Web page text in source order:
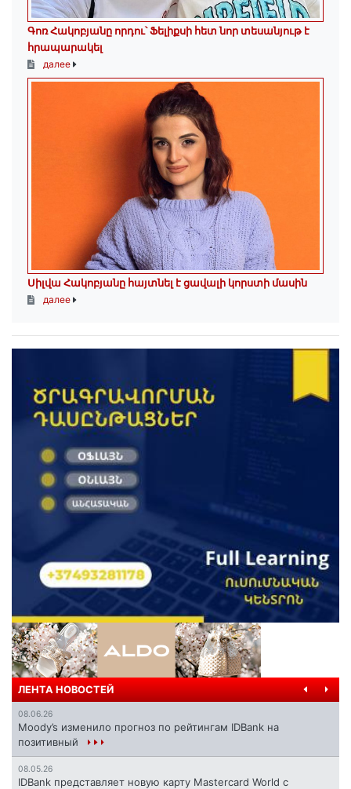
Գոռ Հակոբյանը որդու՝ Ֆելիքսի հետ նոր տեսանյութ է
հրապարակել
далее
Սիլվա Հակոբյանը հայտնել է ցավալի կորստի մասին
далее
ЛЕНТА НОВОСТЕЙ
08.06.26
Moody’s изменило прогноз по рейтингам IDBank на
позитивный
08.05.26
IDBank представляет новую карту Mastercard World с